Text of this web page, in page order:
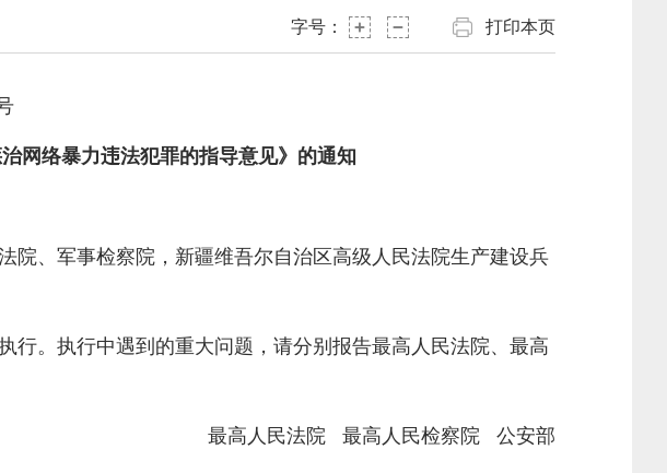
字号： 打印本页
网络暴力违法犯罪的指导意见》的通知
院、军事检察院，新疆维吾尔自治区高级人民法院生产建设兵
。执行中遇到的重大问题，请分别报告最高人民法院、最高
最高人民法院 最高人民检察院 公安部